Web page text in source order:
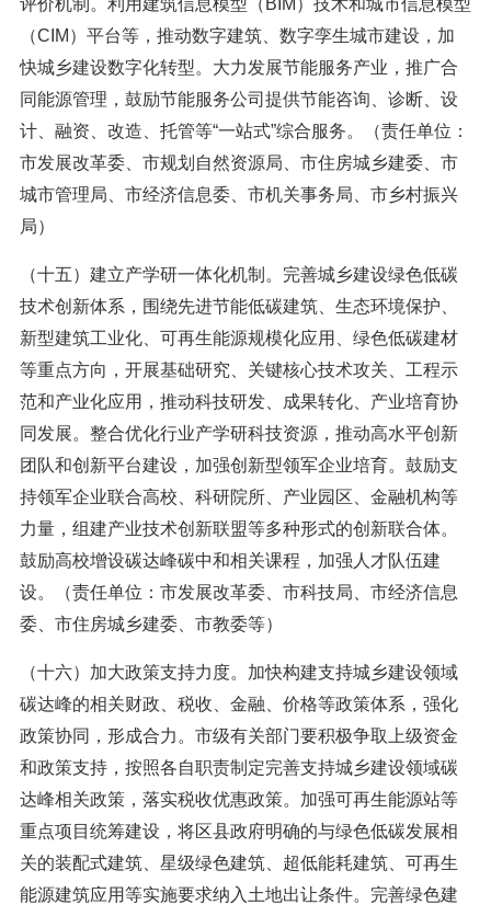
评价机制。利用建筑信息模型（BIM）技术和城市信息模型
（CIM）平台等，推动数字建筑、数字孪生城市建设，加
快城乡建设数字化转型。大力发展节能服务产业，推广合
同能源管理，鼓励节能服务公司提供节能咨询、诊断、设
计、融资、改造、托管等“一站式”综合服务。（责任单位：
市发展改革委、市规划自然资源局、市住房城乡建委、市
城市管理局、市经济信息委、市机关事务局、市乡村振兴
局）
（十五）建立产学研一体化机制。完善城乡建设绿色低碳
技术创新体系，围绕先进节能低碳建筑、生态环境保护、
新型建筑工业化、可再生能源规模化应用、绿色低碳建材
等重点方向，开展基础研究、关键核心技术攻关、工程示
范和产业化应用，推动科技研发、成果转化、产业培育协
同发展。整合优化行业产学研科技资源，推动高水平创新
团队和创新平台建设，加强创新型领军企业培育。鼓励支
持领军企业联合高校、科研院所、产业园区、金融机构等
力量，组建产业技术创新联盟等多种形式的创新联合体。
鼓励高校增设碳达峰碳中和相关课程，加强人才队伍建
设。（责任单位：市发展改革委、市科技局、市经济信息
委、市住房城乡建委、市教委等）
（十六）加大政策支持力度。加快构建支持城乡建设领域
碳达峰的相关财政、税收、金融、价格等政策体系，强化
政策协同，形成合力。市级有关部门要积极争取上级资金
和政策支持，按照各自职责制定完善支持城乡建设领域碳
达峰相关政策，落实税收优惠政策。加强可再生能源站等
重点项目统筹建设，将区县政府明确的与绿色低碳发展相
关的装配式建筑、星级绿色建筑、超低能耗建筑、可再生
能源建筑应用等实施要求纳入土地出让条件。完善绿色建